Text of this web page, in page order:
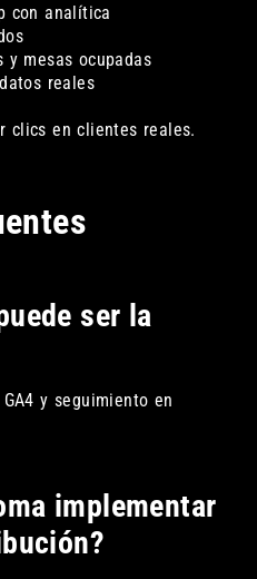
con analítica
y mesas ocupadas
reales
clics en clientes reales.
ser la
y seguimiento en
implementar